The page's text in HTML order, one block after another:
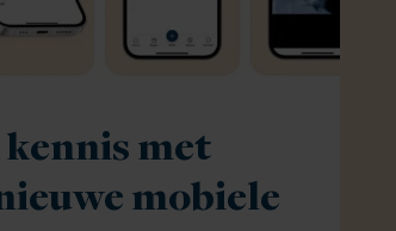
kennis met
mobiele